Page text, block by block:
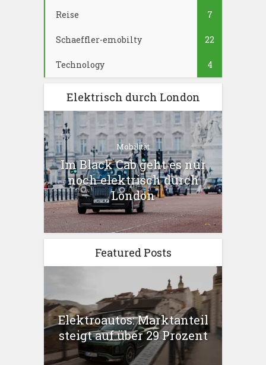
Reise 7
Schaeffler-emobilty 22
Technology 4
Elektrisch durch London
Mobilität
Im Black Cab geht es nur
noch elektrisch durch
London
Featured Posts
Elektroautos: Marktanteil
steigt auf über 29 Prozent